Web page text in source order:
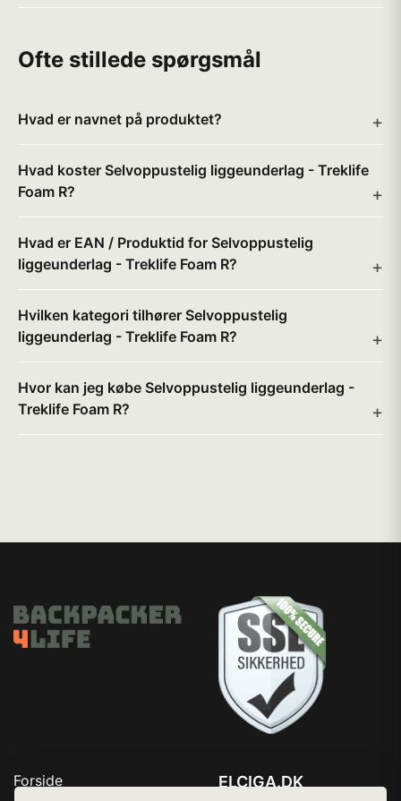
Ofte stillede spørgsmål
Hvad er navnet på produktet?
Hvad koster Selvoppustelig liggeunderlag - Treklife
Foam R?
Hvad er EAN / Produktid for Selvoppustelig
liggeunderlag - Treklife Foam R?
Hvilken kategori tilhører Selvoppustelig
liggeunderlag - Treklife Foam R?
Hvor kan jeg købe Selvoppustelig liggeunderlag -
Treklife Foam R?
Forside
ELCIGA.DK